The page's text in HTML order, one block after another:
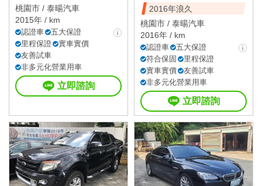
桃園市 / 泰暘汽車
2015年 / km
認證車
五大保證
里程保證
實車實價
友善試車
非多元化營業用車
立即諮詢
2016年浪久
桃園市 / 泰暘汽車
2016年 / km
認證車
五大保證
符合保固
里程保證
實車實價
友善試車
非多元化營業用車
立即諮詢